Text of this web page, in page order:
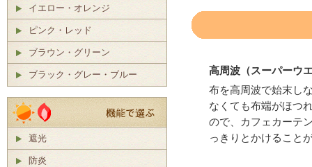
高周波（スーパーウ
布を高周波で始末し
なくても布端がほつ
ので、カフェカーテ
っきりとかけること
イエロー・オレンジ
ピンク・レッド
ブラウン・グリーン
ブラック・グレー・ブルー
遮光
防炎